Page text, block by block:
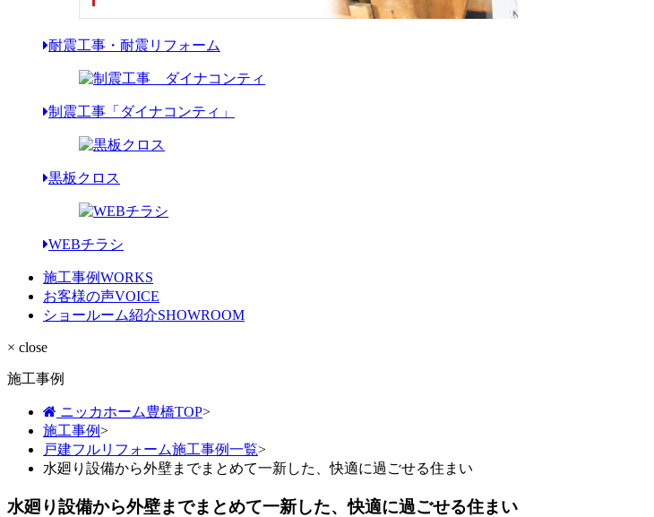
耐震工事・耐震リフォーム
制震工事「ダイナコンティ」
黒板クロス
WEBチラシ
施工事例WORKS
お客様の声VOICE
ショールーム紹介SHOWROOM
× close
施工事例
ニッカホーム豊橋TOP>
施工事例>
戸建フルリフォーム施工事例一覧>
水廻り設備から外壁までまとめて一新した、快適に過ごせる住まい
水廻り設備から外壁までまとめて一新した、快適に過ごせる住まい